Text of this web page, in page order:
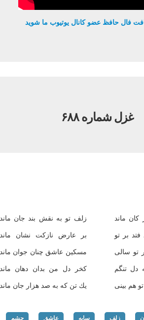
فال حافظ عضو کانال یوتیوب ما شوید
غزل شماره ۶۸۸
كان ماند زلف تو به نقش بند جان ماند
بر تو بر عارض نازكت نشان ماند
تو سالی مسكین عاشق چنان جوان ماند
دل تنگم كخر دل من بدان دهان ماند
هم بینی یك تن كه به صد هزار جان ماند
زلف سایه عاشق چشم